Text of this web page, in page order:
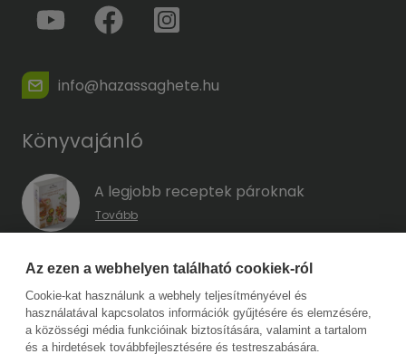
info@hazassaghete.hu
Könyvajánló
A legjobb receptek pároknak
Tovább
A hűség kódja – Hogyan előzd meg a
megcsalást, mielőtt még eszedbe jutott
volna?
Tovább
Az ezen a webhelyen található cookiek-ról
Cookie-kat használunk a webhely teljesítményével és
használatával kapcsolatos információk gyűjtésére és elemzésére,
a közösségi média funkcióinak biztosítására, valamint a tartalom
és a hirdetések továbbfejlesztésére és testreszabására.